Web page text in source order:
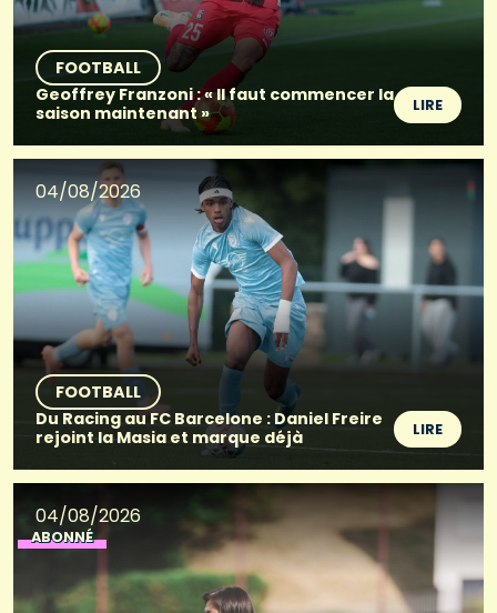
FOOTBALL
Geoffrey Franzoni : « Il faut commencer la
saison maintenant »
LIRE
04/08/2026
FOOTBALL
Du Racing au FC Barcelone : Daniel Freire
rejoint la Masia et marque déjà
LIRE
04/08/2026
ABONNÉ